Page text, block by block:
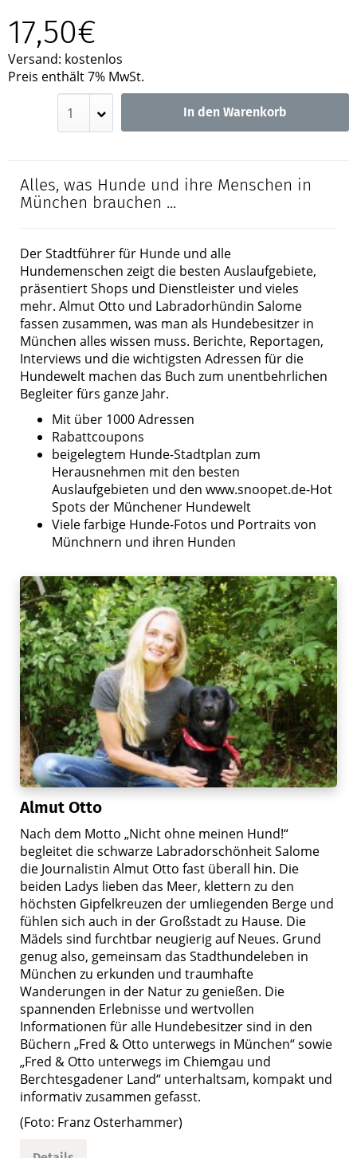
17,50€
Versand: kostenlos
Preis enthält 7% MwSt.
In den Warenkorb
Alles, was Hunde und ihre Menschen in
München brauchen ...
Der Stadtführer für Hunde und alle
Hundemenschen zeigt die besten Auslaufgebiete,
präsentiert Shops und Dienstleister und vieles
mehr. Almut Otto und Labradorhündin Salome
fassen zusammen, was man als Hundebesitzer in
München alles wissen muss. Berichte, Reportagen,
Interviews und die wichtigsten Adressen für die
Hundewelt machen das Buch zum unentbehrlichen
Begleiter fürs ganze Jahr.
Mit über 1000 Adressen
Rabattcoupons
beigelegtem Hunde-Stadtplan zum
Herausnehmen mit den besten
Auslaufgebieten und den www.snoopet.de-Hot
Spots der Münchener Hundewelt
Viele farbige Hunde-Fotos und Portraits von
Münchnern und ihren Hunden
Almut Otto
Nach dem Motto „Nicht ohne meinen Hund!“
begleitet die schwarze Labradorschönheit Salome
die Journalistin Almut Otto fast überall hin. Die
beiden Ladys lieben das Meer, klettern zu den
höchsten Gipfelkreuzen der umliegenden Berge und
fühlen sich auch in der Großstadt zu Hause. Die
Mädels sind furchtbar neugierig auf Neues. Grund
genug also, gemeinsam das Stadthundeleben in
München zu erkunden und traumhafte
Wanderungen in der Natur zu genießen. Die
spannenden Erlebnisse und wertvollen
Informationen für alle Hundebesitzer sind in den
Büchern „Fred & Otto unterwegs in München“ sowie
„Fred & Otto unterwegs im Chiemgau und
Berchtesgadener Land“ unterhaltsam, kompakt und
informativ zusammen gefasst.
(Foto: Franz Osterhammer)